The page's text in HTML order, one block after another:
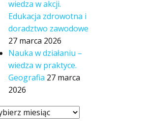
wiedza w akcji.
Edukacja zdrowotna i
doradztwo zawodowe
27 marca 2026
Nauka w działaniu –
wiedza w praktyce.
Geografia 27 marca
2026